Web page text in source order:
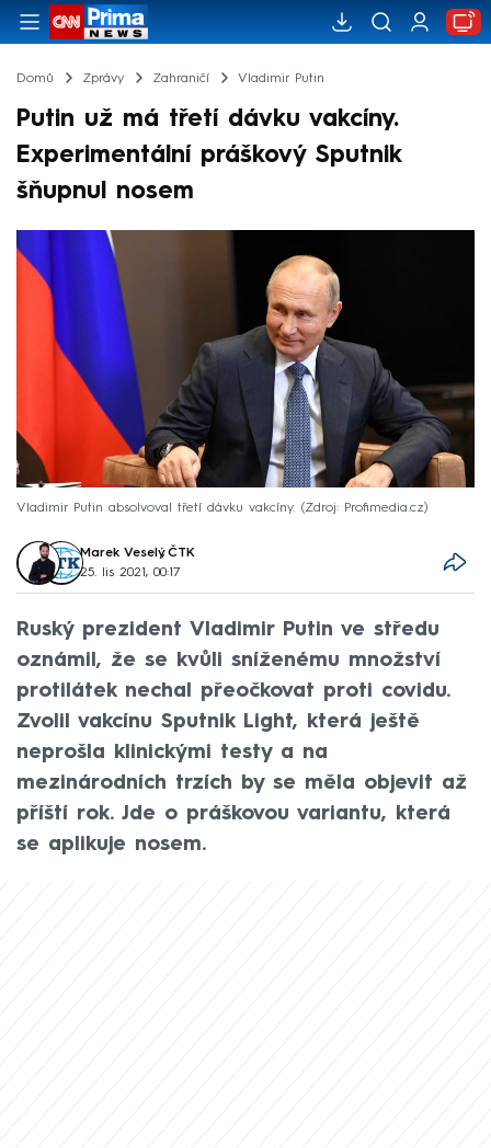
Domů Zprávy Zahraničí Vladimir Putin
Putin už má třetí dávku vakcíny.
Experimentální práškový Sputnik
šňupnul nosem
Vladimir Putin absolvoval třetí dávku vakcíny. Zdroj: Profimedia.cz
Marek Veselý, ČTK
25. lis 2021, 00:17
Ruský prezident Vladimir Putin ve středu
oznámil, že se kvůli sníženému množství
protilátek nechal přeočkovat proti covidu.
Zvolil vakcínu Sputnik Light, která ještě
neprošla klinickými testy a na
mezinárodních trzích by se měla objevit až
příští rok. Jde o práškovou variantu, která
se aplikuje nosem.